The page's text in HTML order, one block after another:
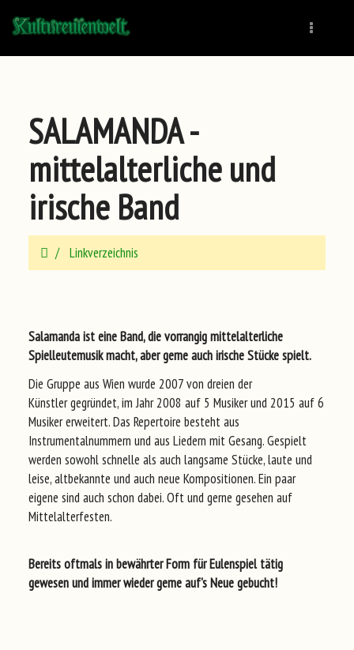
SALAMANDA -
mittelalterliche und
irische Band
Linkverzeichnis
Salamanda ist eine Band, die vorrangig mittelalterliche
Spielleutemusik macht, aber gerne auch irische Stücke spielt.
Die Gruppe aus Wien wurde 2007 von dreien der
Künstler gegründet, im Jahr 2008 auf 5 Musiker und 2015 auf 6
Musiker erweitert. Das Repertoire besteht aus
Instrumentalnummern und aus Liedern mit Gesang. Gespielt
werden sowohl schnelle als auch langsame Stücke, laute und
leise, altbekannte und auch neue Kompositionen. Ein paar
eigene sind auch schon dabei. Oft und gerne gesehen auf
Mittelalterfesten.
Bereits oftmals in bewährter Form für Eulenspiel tätig
gewesen und immer wieder gerne auf's Neue gebucht!